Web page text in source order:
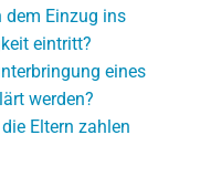
dem Einzug ins
eintritt?
eines
werden?
Eltern zahlen